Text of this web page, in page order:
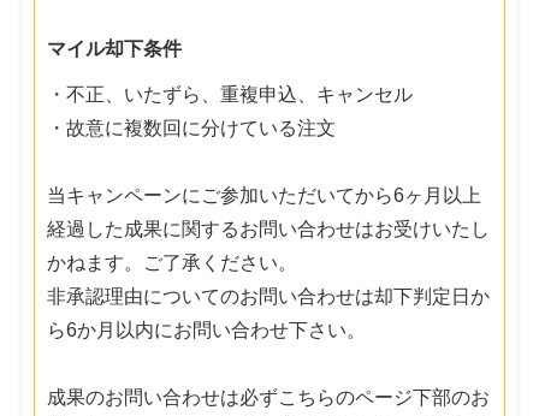
マイル却下条件
・不正、いたずら、重複申込、キャンセル
・故意に複数回に分けている注文
当キャンペーンにご参加いただいてから6ヶ月以上
経過した成果に関するお問い合わせはお受けいたし
かねます。ご了承ください。
非承認理由についてのお問い合わせは却下判定日か
ら6か月以内にお問い合わせ下さい。
成果のお問い合わせは必ずこちらのページ下部のお